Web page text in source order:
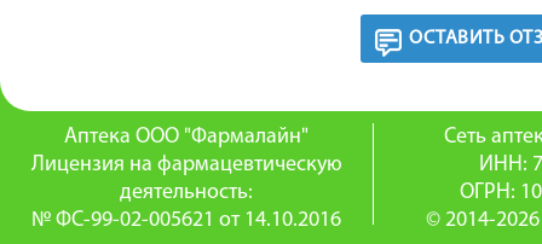
ОСТАВИТЬ
Аптека ООО "Фармалайн"
Лицензия на фармацевтическую
деятельность:
№ ФС-99-02-005621 от 14.10.2016
Сеть
ИНН:
ОГРН:
© 2014-